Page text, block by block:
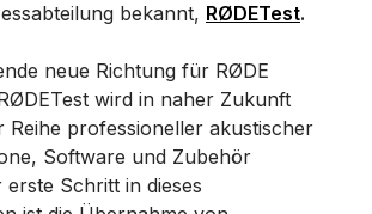
bekannt, RØDETest.
neue Richtung für RØDE
wird in naher Zukunft
Reihe professioneller akustischer
Software und Zubehör
Schritt in dieses